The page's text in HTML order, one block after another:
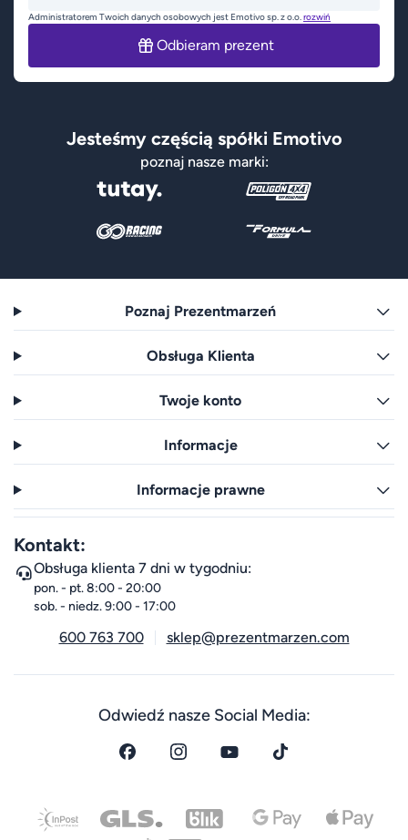
Administratorem Twoich danych osobowych jest Emotivo sp. z o.o.rozwiń
Odbieram prezent
Jesteśmy częścią spółki Emotivo
poznaj nasze marki:
Poznaj Prezentmarzeń
Obsługa Klienta
Twoje konto
Informacje
Informacje prawne
Kontakt:
Obsługa klienta 7 dni w tygodniu:
pon. - pt. 8:00 - 20:00
sob. - niedz. 9:00 - 17:00
600 763 700 sklep@prezentmarzen.com
Odwiedź nasze Social Media: